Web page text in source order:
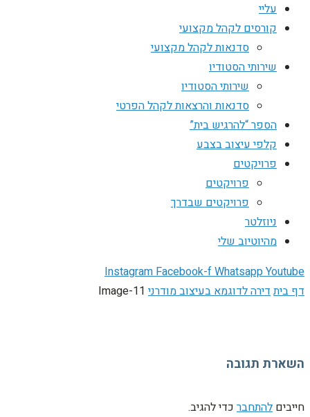
עליי
קורסים לקהל מקצועי
סדנאות לקהל מקצועי
שירותי הסטודיו
שירותי הסטודיו
סדנאות והרצאות לקהל הפרטי
הספר “להרגיש בית”
קלפי עיצוב בצבע
פרויקטים
פרויקטים
פרויקטים שבדרך
ניוזלטר
מהיוטיוב שלי
InstagramFacebook-fWhatsappYoutube
דף ביתדירה לדוגמא בעיצוב מודרני Image-11
השארת תגובה
חייבים להתחבר כדי להגיב.